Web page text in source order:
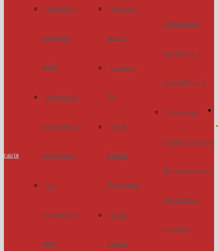
Матеріали
наукових
робіт
Навчальні
програми та
посібники
На
мольбертах
днів
Конкурс-
захист
Inventor
UA
МАН-
Юніор
Дослідник
МАН-
Юніор
навчальних
предметів у
2025/2026 н.р
Результати
обласного етапу
Всеукраїнських
учнівських
олімпіад